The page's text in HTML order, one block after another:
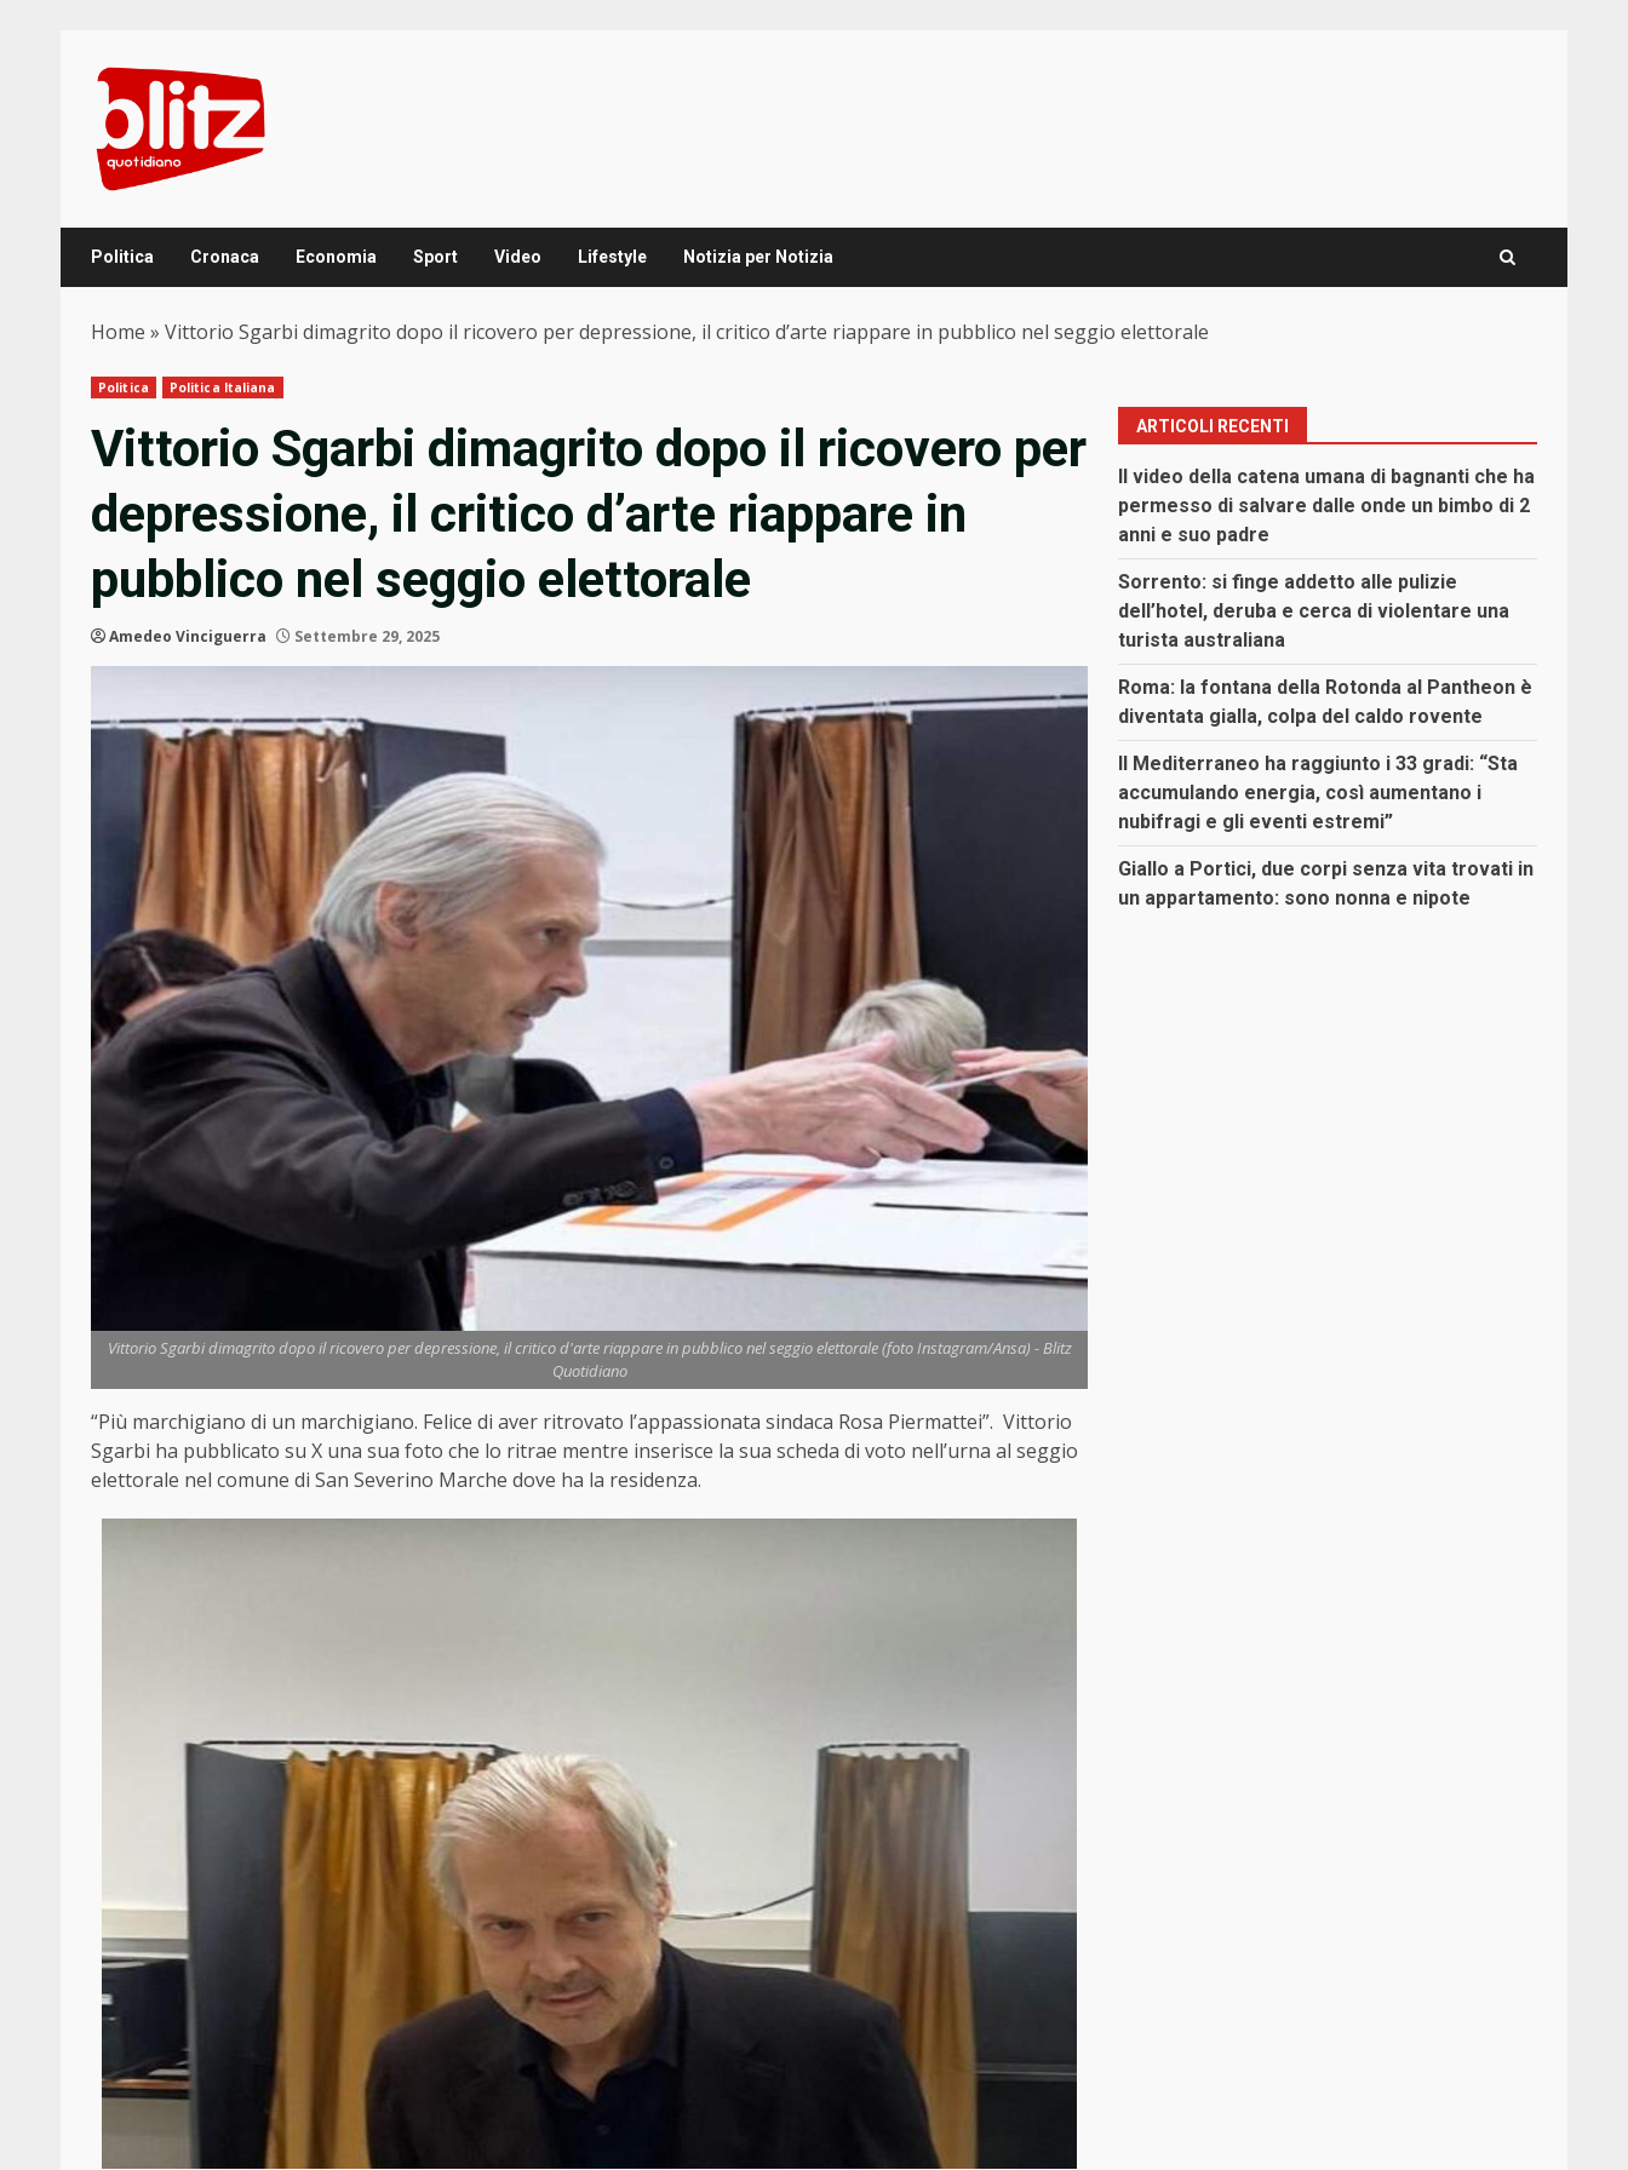
content
Politica Cronaca Economia Sport Video Lifestyle Notizia per Notizia
Home » Vittorio Sgarbi dimagrito dopo il ricovero per depressione, il critico d’arte riappare in pubblico nel seggio elettorale
Politica Politica Italiana
Vittorio Sgarbi dimagrito dopo il ricovero per
depressione, il critico d’arte riappare in
pubblico nel seggio elettorale
Amedeo Vinciguerra Settembre 29, 2025
Vittorio Sgarbi dimagrito dopo il ricovero per depressione, il critico d'arte riappare in pubblico nel seggio elettorale (foto Instagram/Ansa) - Blitz
Quotidiano
“Più marchigiano di un marchigiano. Felice di aver ritrovato l’appassionata sindaca Rosa Piermattei”. Vittorio
Sgarbi ha pubblicato su X una sua foto che lo ritrae mentre inserisce la sua scheda di voto nell’urna al seggio
elettorale nel comune di San Severino Marche dove ha la residenza.
ARTICOLI RECENTI
Il video della catena umana di bagnanti che ha
permesso di salvare dalle onde un bimbo di 2
anni e suo padre
Sorrento: si finge addetto alle pulizie
dell’hotel, deruba e cerca di violentare una
turista australiana
Roma: la fontana della Rotonda al Pantheon è
diventata gialla, colpa del caldo rovente
Il Mediterraneo ha raggiunto i 33 gradi: “Sta
accumulando energia, così aumentano i
nubifragi e gli eventi estremi”
Giallo a Portici, due corpi senza vita trovati in
un appartamento: sono nonna e nipote